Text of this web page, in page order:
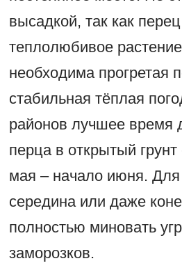
высадкой, так как
теплолюбивое
необходима прогретая
стабильная тёплая
районов лучшее время
перца в открытый грунт
мая – начало июня.
середина или даже
полностью миновать
заморозков.